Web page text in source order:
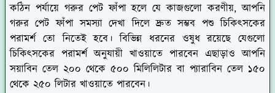
কঠিন পর্যায়ে গরুর পেট ফাঁপা হলে যে কাজগুলো করণীয়, আপনি
গরুর পেট ফাঁপা সমস্যা দেখা দিলে দ্রুত সম্ভব পশু চিকিৎসকের
পরামর্শ তো নিতেই হবে। বিভিন্ন ধরনের ওষুধ রয়েছে যেগুলো
চিকিৎসকের পরামর্শ অনুযায়ী খাওয়াতে পারবেন এছাড়াও আপনি
সয়াবিন তেল ২০০ থেকে ৫০০ মিলিলিটার বা প্যারাবিন তেল ১৫০
থেকে ২৫০ লিটার খাওয়াতে পারবেন।